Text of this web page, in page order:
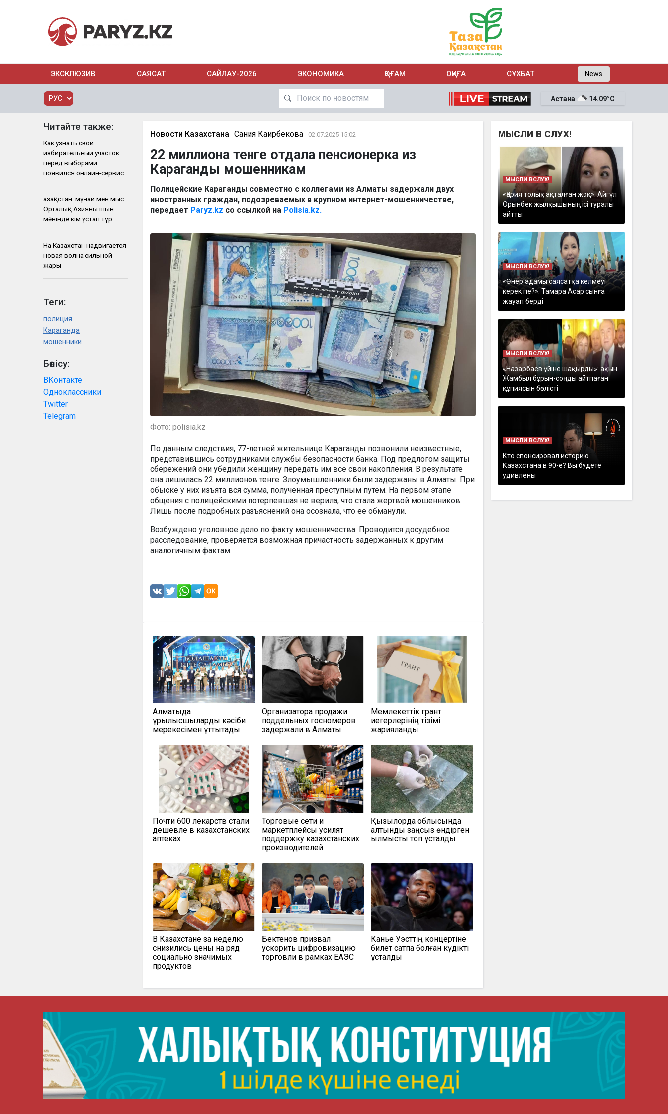
ЭКСКЛЮЗИВ САЯСАТ САЙЛАУ-2026 ЭКОНОМИКА ҚОҒАМ ОҚИҒА СҰХБАТ News
Астана 14.09°C
Читайте также:
Как узнать свой
избирательный участок
перед выборами:
появился онлайн-сервис
Қазақстан: мұнай мен мыс.
Орталық Азияны шын
мәнінде кім ұстап тұр
На Казахстан надвигается
новая волна сильной
жары
Теги:
полиция
Караганда
мошенники
Бөлісу:
ВКонтакте
Одноклассники
Twitter
Telegram
Новости Казахстана Сания Каирбекова 02.07.2025 15:02
22 миллиона тенге отдала пенсионерка из
Караганды мошенникам
Полицейские Караганды совместно с коллегами из Алматы задержали двух
иностранных граждан, подозреваемых в крупном интернет-мошенничестве,
передает Paryz.kz со ссылкой на Polisia.kz.
Фото: polisia.kz
По данным следствия, 77-летней жительнице Караганды позвонили неизвестные,
представившись сотрудниками службы безопасности банка. Под предлогом защиты
сбережений они убедили женщину передать им все свои накопления. В результате
она лишилась 22 миллионов тенге. Злоумышленники были задержаны в Алматы. При
обыске у них изъята вся сумма, полученная преступным путем. На первом этапе
общения с полицейскими потерпевшая не верила, что стала жертвой мошенников.
Лишь после подробных разъяснений она осознала, что ее обманули.
Возбуждено уголовное дело по факту мошенничества. Проводится досудебное
расследование, проверяется возможная причастность задержанных к другим
аналогичным фактам.
Алматыда
құрылысшыларды кәсіби
мерекесімен құттықтады
Организатора продажи
поддельных госномеров
задержали в Алматы
Мемлекеттік грант
иегерлерінің тізімі
жарияланды
Почти 600 лекарств стали
дешевле в казахстанских
аптеках
Торговые сети и
маркетплейсы усилят
поддержку казахстанских
производителей
Қызылорда облысында
алтынды заңсыз өндірген
қылмыстық топ ұсталды
В Казахстане за неделю
снизились цены на ряд
социально значимых
продуктов
Бектенов призвал
ускорить цифровизацию
торговли в рамках ЕАЭС
Канье Уэсттің концертіне
билет сатпақ болған күдікті
ұсталды
МЫСЛИ В СЛУХ!
МЫСЛИ ВСЛУХ!
«Қария толық ақталған жоқ»: Айгүл
Орынбек жылқышының ісі туралы
айтты
МЫСЛИ ВСЛУХ!
«Өнер адамы саясатқа келмеуі
керек пе?»: Тамара Асар сынға
жауап берді
МЫСЛИ ВСЛУХ!
«Назарбаев үйіне шақырды»: ақын
Жамбыл бұрын-соңды айтпаған
құпиясын бөлісті
МЫСЛИ ВСЛУХ!
Кто спонсировал историю
Казахстана в 90-е? Вы будете
удивлены